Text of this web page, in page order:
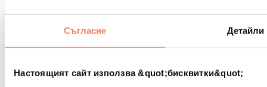
Съгласие Детайли
Настоящият сайт използва &quot;бисквитки&quot;
Инструменти за масаж
Масажни ролери
Чанти и аксесоари за храна